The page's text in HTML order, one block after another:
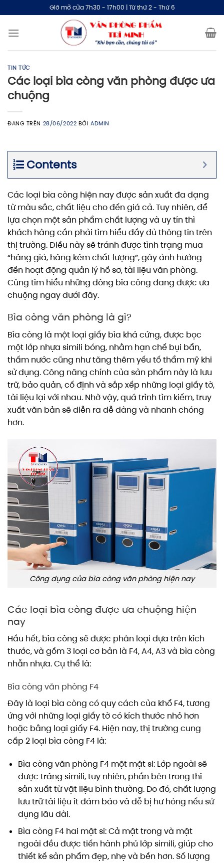
qua
nội
Giờ mở cửa 7h30 - 17h00 | Từ thứ 2 - Thứ 6
TIN TỨC
Các loại bìa còng văn phòng được ưa
chuộng
ĐĂNG TRÊN 28/06/2022 BỞIADMIN
Contents
Các loại bìa còng hiện nay được sản xuất đa dạng
từ màu sắc, chất liệu cho đến giá cả. Tuy nhiên, để
lựa chọn một sản phẩm chất lượng và uy tín thì
khách hàng cần phải tìm hiểu đầy đủ thông tin trên
thị trường. Điều này sẽ tránh được tình trạng mua
“hàng giả, hàng kém chất lượng”, gây ảnh hưởng
đến hoạt động quản lý hồ sơ, tài liệu văn phòng.
Cùng tìm hiểu những dòng bìa còng đang được ưa
chuộng ngay dưới đây.
Bìa còng văn phòng là gì?
Bìa còng là một loại giấy bìa khá cứng, được bọc
một lớp nhựa simili bóng, nhằm hạn chế bụi bẩn,
thấm nước cũng như tăng thêm yếu tố thẩm mỹ khi
sử dụng. Công năng chính của sản phẩm này là lưu
trữ, bảo quản, cố định và sắp xếp những loại giấy tờ,
tài liệu lại với nhau. Nhờ vậy, quá trình tìm kiếm, truy
xuất văn bản sẽ diễn ra dễ dàng và nhanh chóng
hơn.
Công dụng của bìa còng văn phòng hiện nay
Các loại bìa còng được ưa chuộng hiện
nay
Hầu hết, bìa còng sẽ được phân loại dựa trên kích
thước, và gồm 3 loại cơ bản là F4, A4, A3 và bìa còng
nhẫn nhựa. Cụ thể là:
Bìa còng văn phòng F4
Đây là loại bìa còng có quy cách của khổ F4, tương
ứng với những loại giấy tờ có kích thước nhỏ hơn
hoặc bằng loại giấy F4. Hiện nay, thị trường cung
cấp 2 loại bìa còng F4 là:
Bìa còng văn phòng F4 một mặt si: Lớp ngoài sẽ
được tráng simili, tuy nhiên, phần bên trong thì
sản xuất từ vật liệu bình thường. Do đó, chất lượng
lưu trữ tài liệu ít đảm bảo và dễ bị hư hỏng nếu sử
dụng lâu dài.
Bìa còng F4 hai mặt si: Cả mặt trong và mặt
ngoài đều được tiến hành phủ lớp simili, giúp cho
thiết kế sản phẩm đẹp, nhẹ và bền hơn. Số lượng